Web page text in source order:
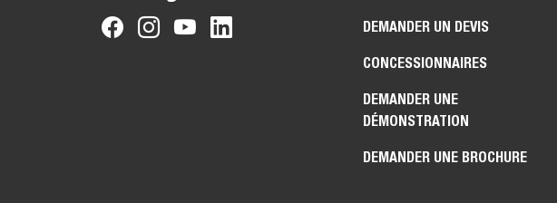
DEMANDER UN DEVIS
CONCESSIONNAIRES
DEMANDER UNE
DÉMONSTRATION
DEMANDER UNE BROCHURE